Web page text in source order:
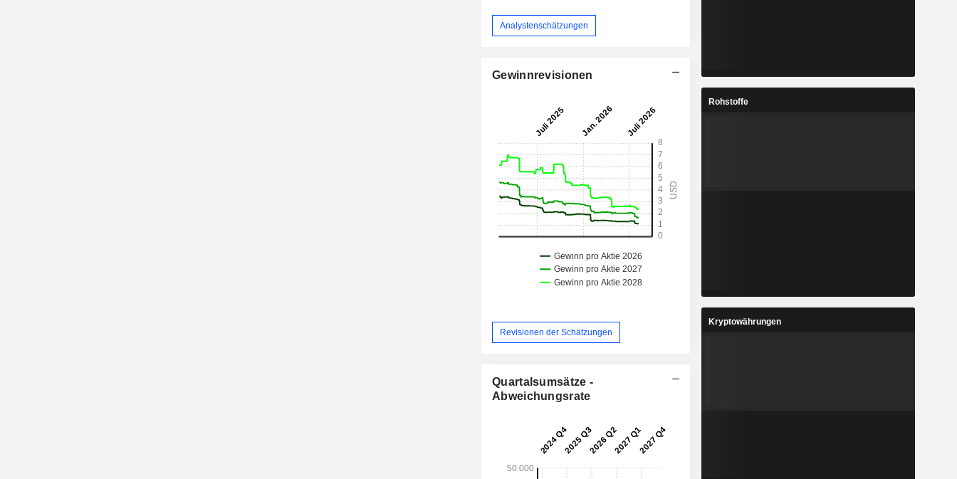
Analystenschätzungen
Gewinnrevisionen
Revisionen der Schätzungen
Quartalsumsätze -
Abweichungsrate
Rohstoffe
Kryptowährungen